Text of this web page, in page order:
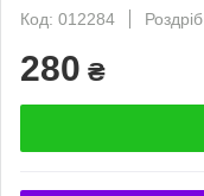
Код: 012284
Роздріб
280 ₴